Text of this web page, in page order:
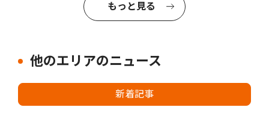
もっと見る
他のエリアのニュース
新着記事